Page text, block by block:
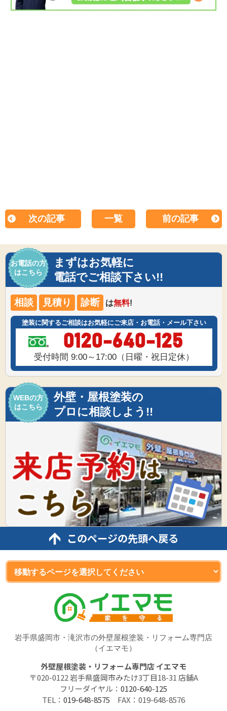
次の記事 一覧 前の記事
お電話の方
はこちら
まずはお気軽に
電話でご相談下さい!!
相談 見積り 診断 は無料!
塗装に関するご相談はお気軽にご来店・お電話・メール下さい
0120-640-125
受付時間 9:00～17:00（日曜・祝日定休）
WEBの方
はこちら
外壁・屋根塗装の
プロに相談しよう!!
このページの先頭へ戻る
岩手県盛岡市・滝沢市の外壁屋根塗装・リフォーム専門店
（イエマモ）
外壁屋根塗装・リフォーム専門店 イエマモ
〒020-0122 岩手県盛岡市みたけ3丁目18-31 店舗A
フリーダイヤル： 0120-640-125
TEL： 019-648-8575 FAX：019-648-8576